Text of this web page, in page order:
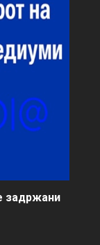
задржани